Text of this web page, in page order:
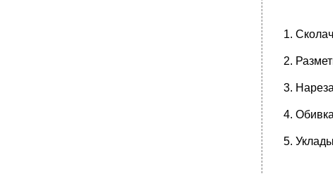
1.
2.
3.
4.
5.